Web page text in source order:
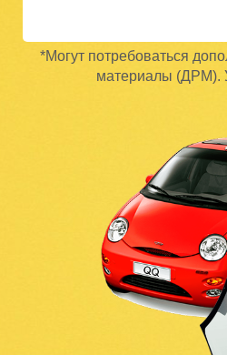
*Могут потребоваться
материалы (ДРМ).